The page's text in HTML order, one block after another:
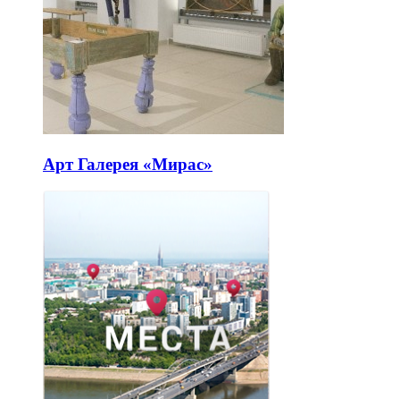
Арт Галерея «Мирас»